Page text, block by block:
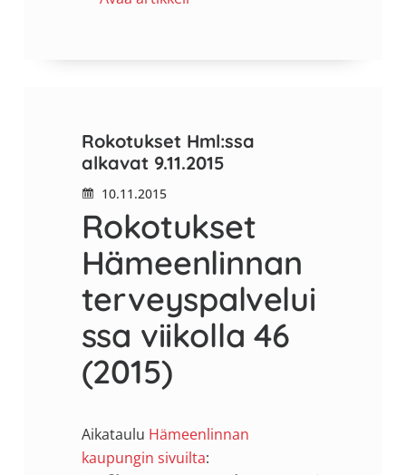
Rokotukset Hml:ssa
alkavat 9.11.2015
10.11.2015
Rokotukset
Hämeenlinnan
terveyspalvelui
ssa viikolla 46
(2015)
Aikataulu Hämeenlinnan
kaupungin sivuilta: